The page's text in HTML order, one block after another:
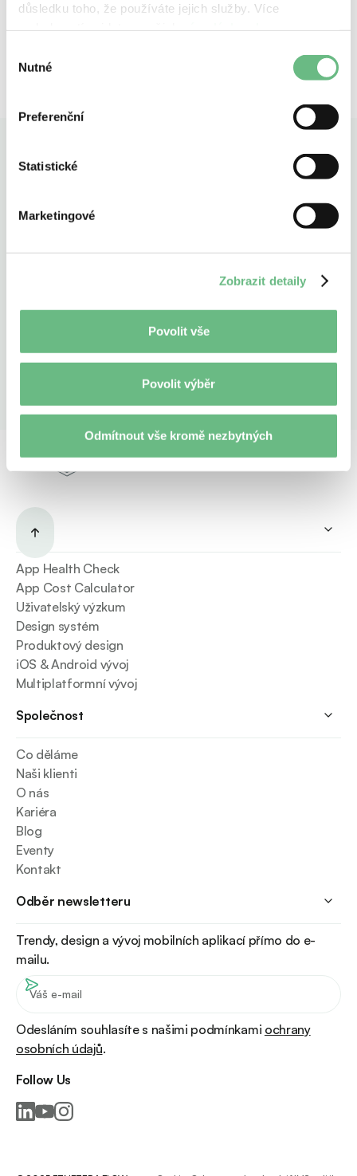
důsledku toho, že používáte jejich služby. Více
souhlasu
Nutné
Preferenční
Statistické
Marketingové
Zobrazit detaily
Povolit vše
Povolit výběr
Odmítnout vše kromě nezbytných
Vytvořme společně něco
Jste připraveni vylepšit váš digitální produkt?
Rádi vám s tím pomůžeme.
Služby
App Health Check
App Cost Calculator
Uživatelský výzkum
Design systém
Produktový design
iOS & Android vývoj
Multiplatformní vývoj
Společnost
Co děláme
Naši klienti
O nás
Kariéra
Blog
Eventy
Kontakt
Odběr newsletteru
Trendy, design a vývoj mobilních aplikací přímo do e-
mailu.
Odesláním souhlasíte s našimi podmínkami ochrany
osobních údajů.
Follow Us